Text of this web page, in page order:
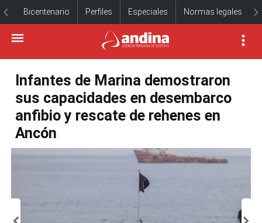
Bicentenario Perfiles Especiales Normas legales
Infantes de Marina demostraron
sus capacidades en desembarco
anfibio y rescate de rehenes en
Ancón